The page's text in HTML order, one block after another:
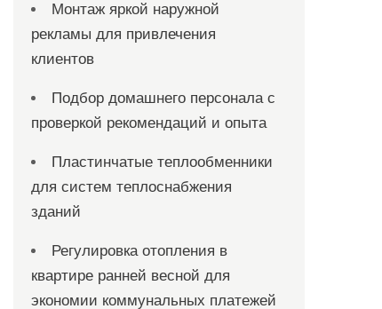
Монтаж яркой наружной
рекламы для привлечения
клиентов
Подбор домашнего персонала с
проверкой рекомендаций и опыта
Пластинчатые теплообменники
для систем теплоснабжения
зданий
Регулировка отопления в
квартире ранней весной для
экономии коммунальных платежей